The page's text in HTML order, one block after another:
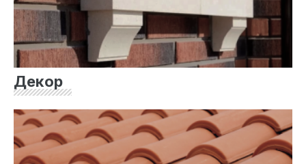
Декор